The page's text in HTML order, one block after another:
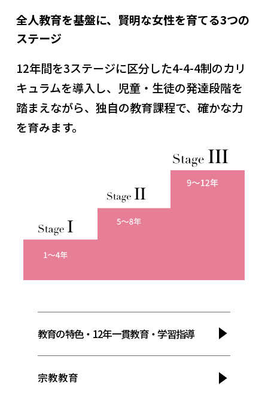
全人教育を基盤に、賢明な女性を育てる3つの
ステージ
12年間を3ステージに区分した4-4-4制のカリ
キュラムを導入し、児童・生徒の発達段階を
踏まえながら、独自の教育課程で、確かな力
を育みます。
教育の特色・12年一貫教育・学習指導
宗教教育